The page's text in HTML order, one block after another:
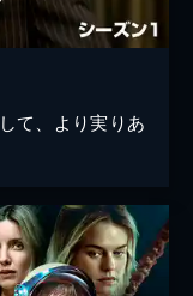
て、より実りあ